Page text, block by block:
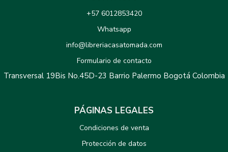
+57 6012853420
Whatsapp
info@libreriacasatomada.com
Formulario de contacto
Transversal 19Bis No.45D-23 Barrio Palermo Bogotá Colombia
PÁGINAS LEGALES
Condiciones de venta
Protección de datos